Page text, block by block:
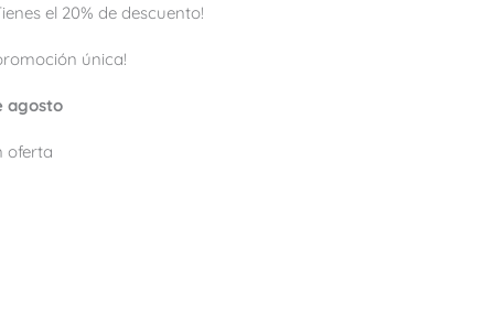
el 20% de descuento!
única!
agosto
oferta